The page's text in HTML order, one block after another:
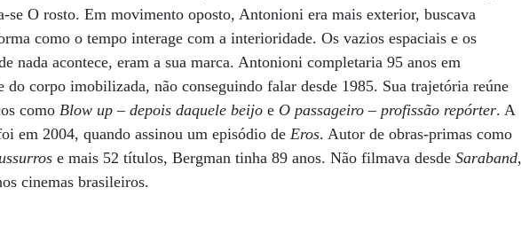
se O rosto. Em movimento oposto, Antonioni era mais exterior, buscava
como o tempo interage com a interioridade. Os vazios espaciais e os
nada acontece, eram a sua marca. Antonioni completaria 95 anos em
do corpo imobilizada, não conseguindo falar desde 1985. Sua trajetória reúne
como Blow up – depois daquele beijo e O passageiro – profissão repórter. A
em 2004, quando assinou um episódio de Eros. Autor de obras-primas como
e mais 52 títulos, Bergman tinha 89 anos. Não filmava desdeSaraband,
cinemas brasileiros.